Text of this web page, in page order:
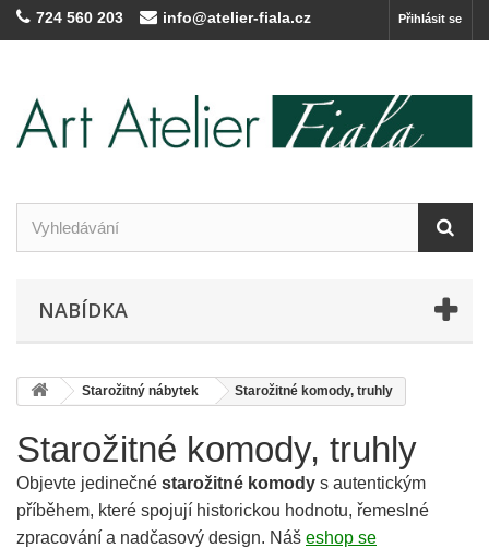
Přihlásit se
724 560 203 info@atelier-fiala.cz
NABÍDKA
Starožitný nábytek Starožitné komody, truhly
Starožitné komody, truhly
Objevte jedinečné starožitné komody s autentickým
příběhem, které spojují historickou hodnotu, řemeslné
zpracování a nadčasový design. Náš eshop se